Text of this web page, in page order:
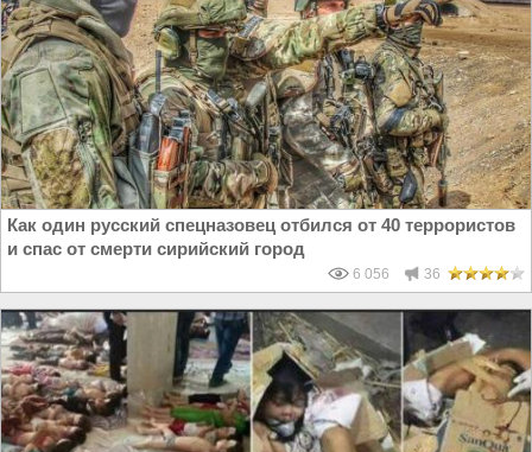
Как один русский спецназовец отбился от 40 террористов
и спас от смерти сирийский город
6 056 36